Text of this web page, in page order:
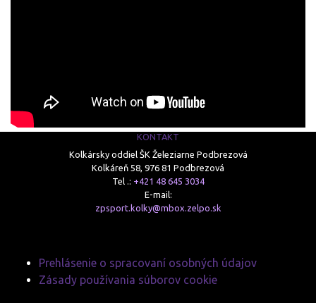
KONTAKT
Kolkársky oddiel ŠK Železiarne Podbrezová
Kolkáreň 58, 976 81 Podbrezová
Tel .: +421 48 645 3034
E-mail:
zpsport.kolky@mbox.zelpo.sk
Prehlásenie o spracovaní osobných údajov
Zásady používania súborov cookie